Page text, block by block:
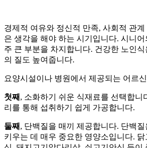
경제적 여유와 정신적 만족, 사회적 관
은 생각을 해야 하는 시기입니다. 시니
주 큰 부분을 차지합니다. 건강한 노인
의 질도 높여줍니다.
요양시설이나 병원에서 제공되는 어르
첫째 , 소화하기 쉬운 식재료를 선택합니
리를 통해 섭취하기 쉽게 가공합니다.
둘째 , 단백질을 매끼 제공합니다. 단백
키우는 데 매우 중요한 영양소입니다.